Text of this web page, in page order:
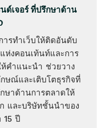
นด์เจอร์ ที่ปรึกษาด้าน
รทำเว็บให้ติดอันดับ
ห่งคอนเท้นท์และการ
คำแนะนำ ช่วยวาง
ษณ์และเติบโตธุรกิจที่
ษาด้านการตลาดให้
และบริษัทชั้นนำของ
15 ปี